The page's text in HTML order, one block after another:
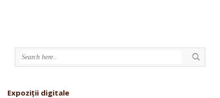
Expoziții digitale